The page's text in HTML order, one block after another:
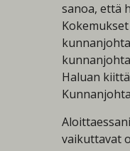
sanoa, että
Haluan
vaikuttavat